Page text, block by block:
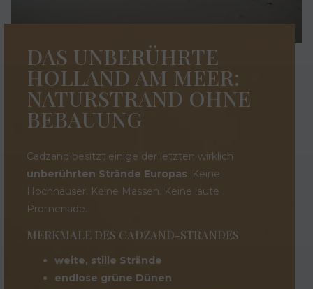
DAS UNBERÜHRTE
HOLLAND AM MEER:
NATURSTRAND OHNE
BEBAUUNG
Cadzand besitzt einige der letzten wirklich
unberührten Strände Europas. Keine
Hochhäuser. Keine Massen. Keine laute
Promenade.
MERKMALE DES CADZAND-STRANDES
weite, stille Strände
endlose grüne Dünen